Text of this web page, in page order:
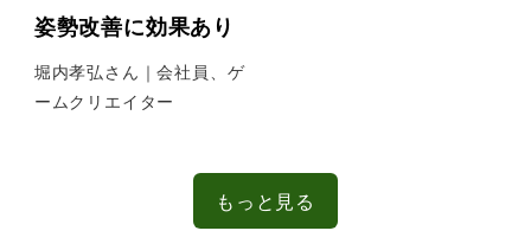
姿勢改善に効果あり
堀内孝弘さん｜会社員、ゲ
ームクリエイター
もっと見る